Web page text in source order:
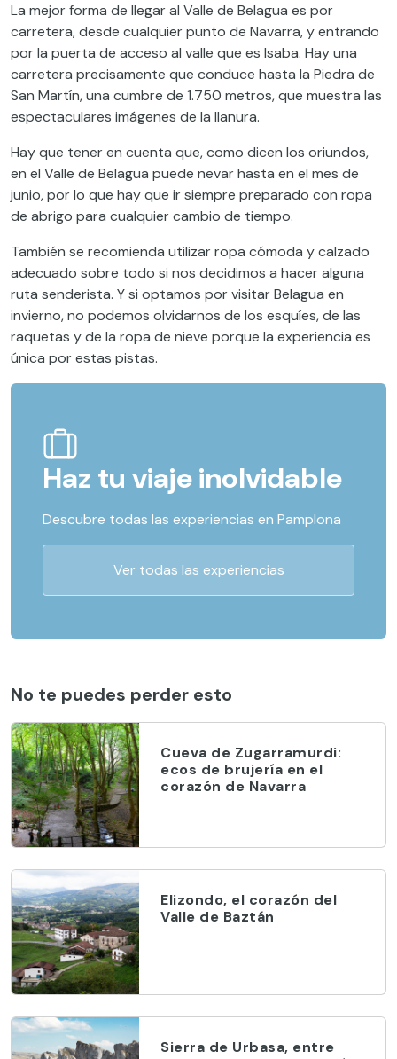
La mejor forma de llegar al Valle de Belagua es por
carretera, desde cualquier punto de Navarra, y entrando
por la puerta de acceso al valle que es Isaba. Hay una
carretera precisamente que conduce hasta la Piedra de
San Martín, una cumbre de 1.750 metros, que muestra las
espectaculares imágenes de la llanura.
Hay que tener en cuenta que, como dicen los oriundos,
en el Valle de Belagua puede nevar hasta en el mes de
junio, por lo que hay que ir siempre preparado con ropa
de abrigo para cualquier cambio de tiempo.
También se recomienda utilizar ropa cómoda y calzado
adecuado sobre todo si nos decidimos a hacer alguna
ruta senderista. Y si optamos por visitar Belagua en
invierno, no podemos olvidarnos de los esquíes, de las
raquetas y de la ropa de nieve porque la experiencia es
única por estas pistas.
Haz tu viaje inolvidable
Descubre todas las experiencias en Pamplona
Ver todas las experiencias
No te puedes perder esto
Cueva de Zugarramurdi:
ecos de brujería en el
corazón de Navarra
Elizondo, el corazón del
Valle de Baztán
Sierra de Urbasa, entre